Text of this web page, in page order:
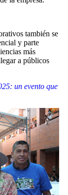
también se
y parte
más
a públicos
un evento que